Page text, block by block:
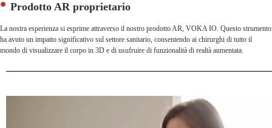
Prodotto AR proprietario
La nostra esperienza si esprime attraverso il nostro prodotto AR, VOKA IO. Questo strumento
ha avuto un impatto significativo sul settore sanitario, consentendo ai chirurghi di tutto il
mondo di visualizzare il corpo in 3D e di usufruire di funzionalità di realtà aumentata.